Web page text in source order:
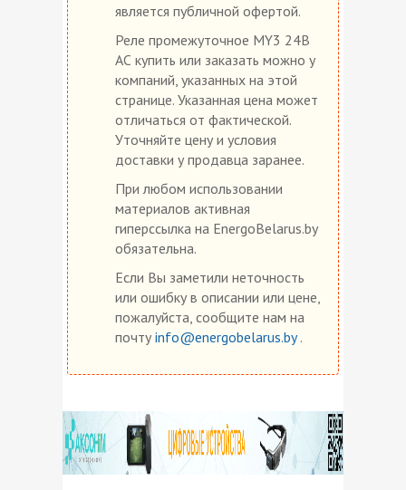
является публичной офертой.
Реле промежуточное MY3 24В
АС купить или заказать можно у
компаний, указанных на этой
странице. Указанная цена может
отличаться от фактической.
Уточняйте цену и условия
доставки у продавца заранее.
При любом использовании
материалов активная
гиперссылка на EnergoBelarus.by
обязательна.
Если Вы заметили неточность
или ошибку в описании или цене,
пожалуйста, сообщите нам на
почту info@energobelarus.by.